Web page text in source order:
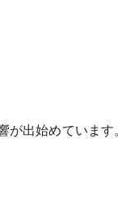
出始めています。